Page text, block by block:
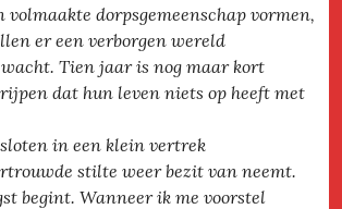
volmaakte dorpsgemeenschap vormen,
er een verborgen wereld
Tien jaar is nog maar kort
dat hun leven niets op heeft met
in een klein vertrek
stilte weer bezit van neemt.
begint. Wanneer ik me voorstel